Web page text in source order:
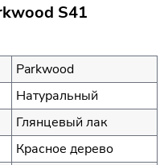
S41
Parkwood
Натуральный
Глянцевый лак
Красное дерево